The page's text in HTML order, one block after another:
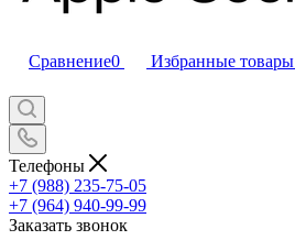
Сравнение0 Избранные товары
Телефоны
+7 (988) 235-75-05
+7 (964) 940-99-99
Заказать звонок